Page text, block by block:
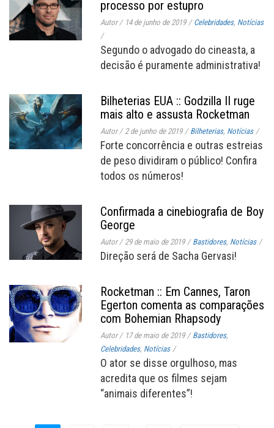
processo por estupro
Autor/ 14 de junho de 2019 / Celebridades, Notícias
/
Segundo o advogado do cineasta, a
decisão é puramente administrativa!
Bilheterias EUA :: Godzilla II ruge
mais alto e assusta Rocketman
Autor/ 2 de junho de 2019 / Bilheterias, Notícias /
Forte concorrência e outras estreias
de peso dividiram o público! Confira
todos os números!
Confirmada a cinebiografia de Boy
George
Autor/ 29 de maio de 2019 / Bastidores, Notícias /
Direção será de Sacha Gervasi!
Rocketman :: Em Cannes, Taron
Egerton comenta as comparações
com Bohemian Rhapsody
Autor/ 17 de maio de 2019 / Bastidores,
Celebridades, Notícias /
O ator se disse orgulhoso, mas
acredita que os filmes sejam
“animais diferentes”!